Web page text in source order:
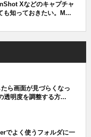
Xなどのキャプチャ
も知っておきたい。M...
ら画面が見づらくなっ
明度を調整する方...
でよく使うフォルダに一